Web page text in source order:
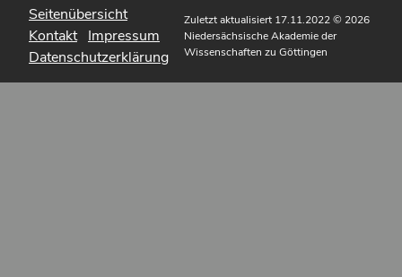
Seitenübersicht
Kontakt Impressum
Datenschutzerklärung
Zuletzt aktualisiert 17.11.2022© 2026
Niedersächsische Akademie der
Wissenschaften zu Göttingen